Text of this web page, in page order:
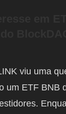
viu uma
um ETF BNB